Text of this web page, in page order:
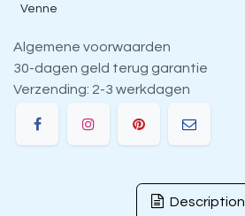
Venne
Algemene voorwaarden
30-dagen geld terug garantie
Verzending: 2-3 werkdagen
Description